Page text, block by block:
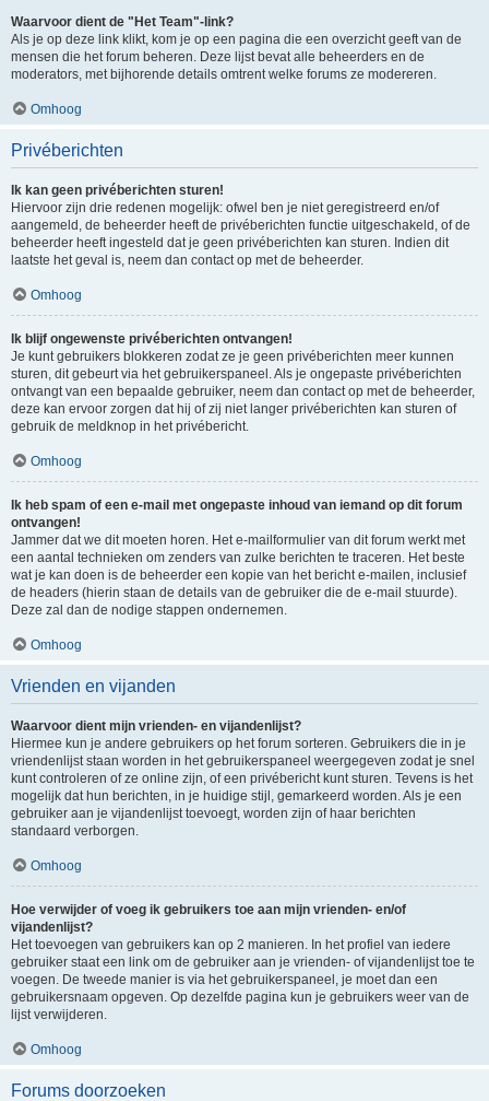
Waarvoor dient de "Het Team"-link?
Als je op deze link klikt, kom je op een pagina die een overzicht geeft van de
mensen die het forum beheren. Deze lijst bevat alle beheerders en de
moderators, met bijhorende details omtrent welke forums ze modereren.
Omhoog
Privéberichten
Ik kan geen privéberichten sturen!
Hiervoor zijn drie redenen mogelijk: ofwel ben je niet geregistreerd en/of
aangemeld, de beheerder heeft de privéberichten functie uitgeschakeld, of de
beheerder heeft ingesteld dat je geen privéberichten kan sturen. Indien dit
laatste het geval is, neem dan contact op met de beheerder.
Omhoog
Ik blijf ongewenste privéberichten ontvangen!
Je kunt gebruikers blokkeren zodat ze je geen privéberichten meer kunnen
sturen, dit gebeurt via het gebruikerspaneel. Als je ongepaste privéberichten
ontvangt van een bepaalde gebruiker, neem dan contact op met de beheerder,
deze kan ervoor zorgen dat hij of zij niet langer privéberichten kan sturen of
gebruik de meldknop in het privébericht.
Omhoog
Ik heb spam of een e-mail met ongepaste inhoud van iemand op dit forum
ontvangen!
Jammer dat we dit moeten horen. Het e-mailformulier van dit forum werkt met
een aantal technieken om zenders van zulke berichten te traceren. Het beste
wat je kan doen is de beheerder een kopie van het bericht e-mailen, inclusief
de headers (hierin staan de details van de gebruiker die de e-mail stuurde).
Deze zal dan de nodige stappen ondernemen.
Omhoog
Vrienden en vijanden
Waarvoor dient mijn vrienden- en vijandenlijst?
Hiermee kun je andere gebruikers op het forum sorteren. Gebruikers die in je
vriendenlijst staan worden in het gebruikerspaneel weergegeven zodat je snel
kunt controleren of ze online zijn, of een privébericht kunt sturen. Tevens is het
mogelijk dat hun berichten, in je huidige stijl, gemarkeerd worden. Als je een
gebruiker aan je vijandenlijst toevoegt, worden zijn of haar berichten
standaard verborgen.
Omhoog
Hoe verwijder of voeg ik gebruikers toe aan mijn vrienden- en/of
vijandenlijst?
Het toevoegen van gebruikers kan op 2 manieren. In het profiel van iedere
gebruiker staat een link om de gebruiker aan je vrienden- of vijandenlijst toe te
voegen. De tweede manier is via het gebruikerspaneel, je moet dan een
gebruikersnaam opgeven. Op dezelfde pagina kun je gebruikers weer van de
lijst verwijderen.
Omhoog
Forums doorzoeken